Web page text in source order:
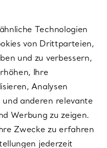
Technologien
von Drittparteien,
und zu verbessern,
Ihre
Analysen
anderen relevante
Werbung zu zeigen.
Zwecke zu erfahren
jederzeit